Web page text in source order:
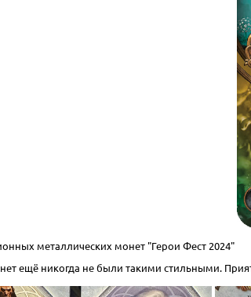
металлических монет "Герои Фест 2024"
ещё никогда не были такими стильными.